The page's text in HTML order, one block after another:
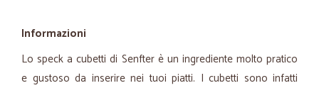
Informazioni
Lo speck a cubetti di Senfter è un ingrediente molto pratico
e gustoso da inserire nei tuoi piatti. I cubetti sono infatti